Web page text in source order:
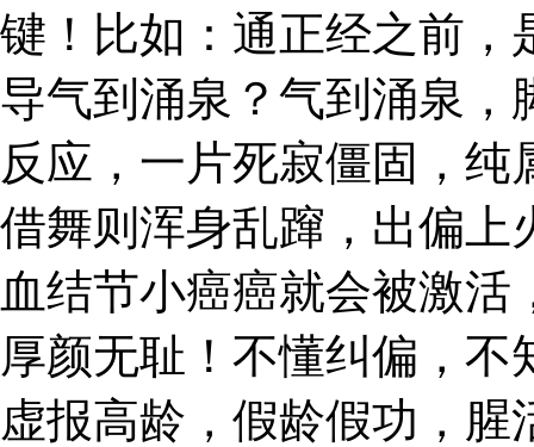
键！比如：通正经之前，
导气到涌泉？气到涌泉，
反应，一片死寂僵固，
借舞则浑身乱蹿，出偏上
血结节小癌癌就会被激
厚颜无耻！不懂纠偏，
虚报高龄，假龄假功，